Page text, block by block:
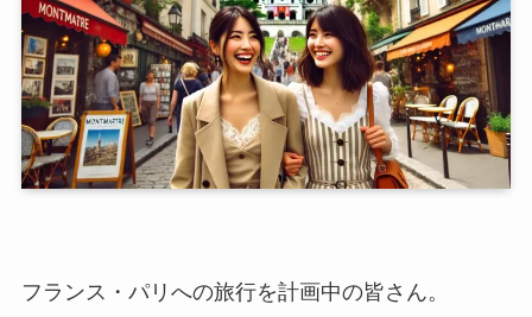
フランス・パリへの旅行を計画中の皆さん。